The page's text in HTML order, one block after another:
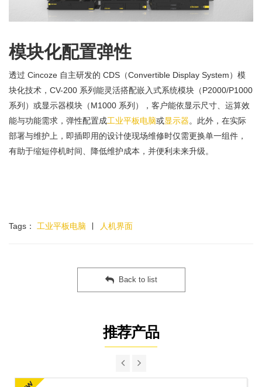
模块化配置弹性
透过 Cincoze 自主研发的 CDS（Convertible Display System）模
块化技术，CV-200 系列能灵活搭配嵌入式系统模块（P2000/P1000
系列）或显示器模块（M1000 系列），客户能依显示尺寸、运算效
能与功能需求，弹性配置成工业平板电脑或显示器。此外，在实际
部署与维护上，即插即用的设计使现场维修时仅需更换单一组件，
有助于缩短停机时间、降低维护成本，并便利未来升级。
Tags： 工业平板电脑 人机界面
Back to list
推荐产品